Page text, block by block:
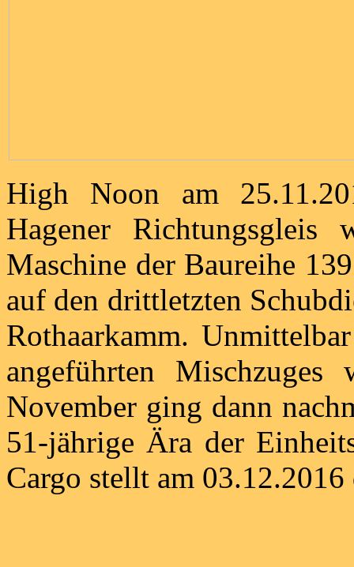
High Noon am
Hagener
Maschine der Baureihe
auf den drittletzten
Rothaarkamm.
angeführten
November ging dann
51-jährige Ära der
Cargo stellt am 03.12.2016